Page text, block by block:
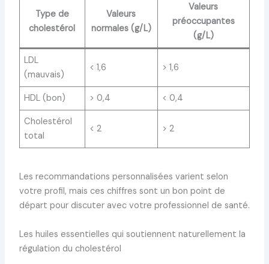
Type de
cholestérol
Valeurs
normales (g/L)
Valeurs
préoccupantes
(g/L)
LDL
(mauvais)
< 1,6 > 1,6
HDL (bon) > 0,4 < 0,4
Cholestérol
total
< 2 > 2
Les recommandations personnalisées varient selon
votre profil, mais ces chiffres sont un bon point de
départ pour discuter avec votre professionnel de santé.
Les huiles essentielles qui soutiennent naturellement la
régulation du cholestérol